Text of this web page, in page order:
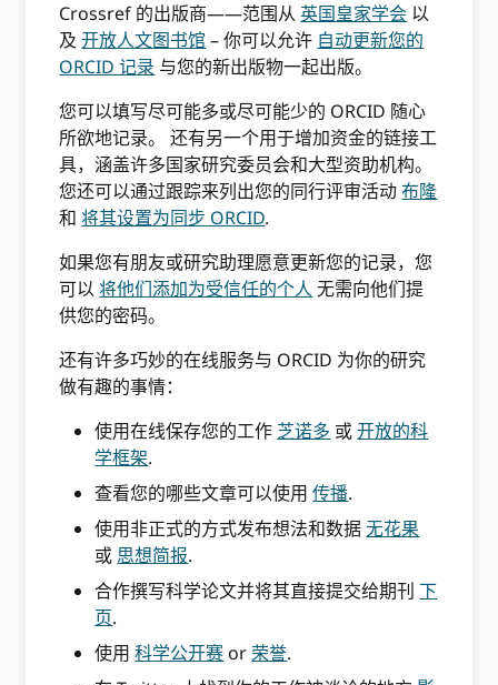
Crossref 的出版商——范围从 英国皇家学会 以
及开放人文图书馆 – 你可以允许 自动更新您的
ORCID 记录 与您的新出版物一起出版。
您可以填写尽可能多或尽可能少的 ORCID 随心
所欲地记录。 还有另一个用于增加资金的链接工
具，涵盖许多国家研究委员会和大型资助机构。
您还可以通过跟踪来列出您的同行评审活动布隆
和将其设置为同步 ORCID.
如果您有朋友或研究助理愿意更新您的记录，您
可以将他们添加为受信任的个人 无需向他们提
供您的密码。
还有许多巧妙的在线服务与 ORCID 为你的研究
做有趣的事情：
使用在线保存您的工作 芝诺多 或开放的科
学框架.
查看您的哪些文章可以使用传播.
使用非正式的方式发布想法和数据无花果
或 思想简报.
合作撰写科学论文并将其直接提交给期刊下
页.
使用科学公开赛 or 荣誉.